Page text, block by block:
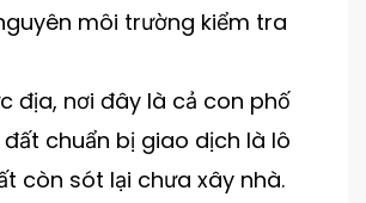
môi trường kiểm tra
địa, nơi đây là cả con phố
đất chuẩn bị giao dịch là lô
còn sót lại chưa xây nhà.